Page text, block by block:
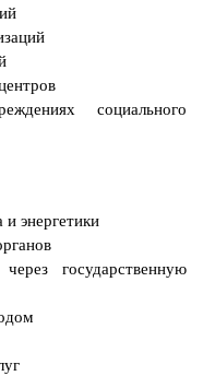
социального
и энергетики
государственную